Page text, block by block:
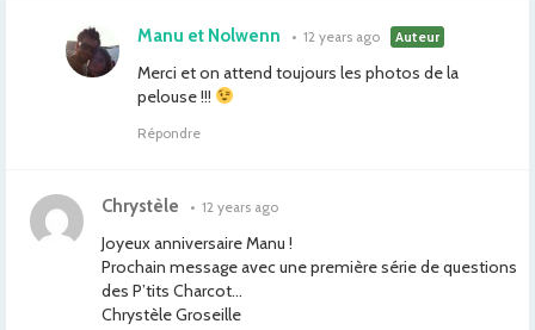
Manu et Nolwenn • 12 years ago Auteur
Merci et on attend toujours les photos de la
pelouse !!!
Répondre
Chrystèle • 12 years ago
Joyeux anniversaire Manu !
Prochain message avec une première série de questions
des P’tits Charcot…
Chrystèle Groseille